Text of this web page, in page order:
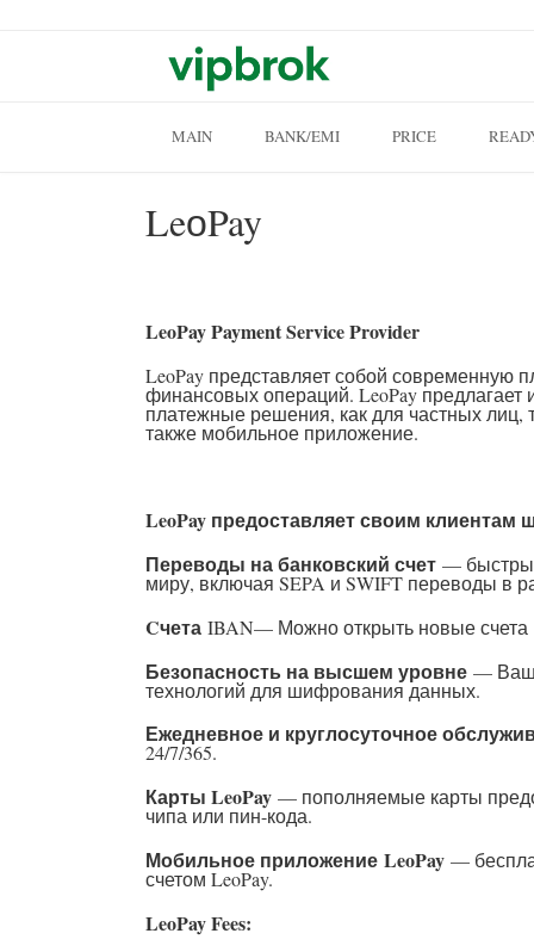
MAIN BANK/EMI PRICE
LeоPay
LeoPay Payment Service Provider
LeoPay представляет собой современную
финансовых операций. LeoPay
платежные решения, как для частных лиц,
также мобильное приложение.
LeoPay предоставляет своим клиентам
Переводы на банковский счет —
миру, включая SEPA и SWIFT переводы в
Cчета IBAN— Можно открыть новые счета
Безопасность на высшем уровне —
технологий для шифрования данных.
Ежедневное и круглосуточное
24/7/365.
Карты LeoPay — пополняемые карты
чипа или пин-кода.
Мобильное приложение LeoPay —
счетом LeoPay.
LeoPay Fees: